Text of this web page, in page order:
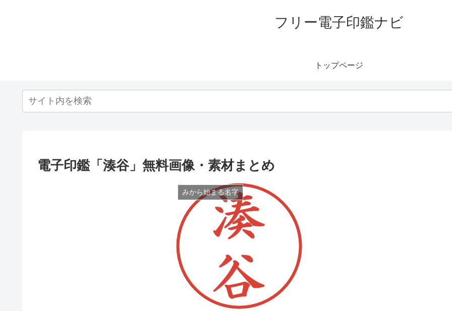
フリー電子印鑑ナビ
トップページ
電子印鑑「湊谷」無料画像・素材まとめ
みから始まる名字